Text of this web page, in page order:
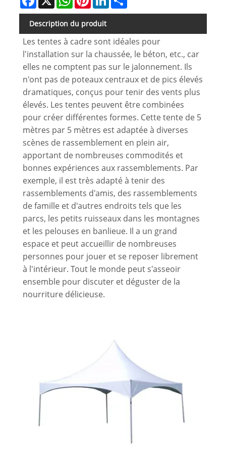
Description du produit
Les tentes à cadre sont idéales pour
l'installation sur la chaussée, le béton, etc., car
elles ne comptent pas sur le jalonnement. Ils
n'ont pas de poteaux centraux et de pics élevés
dramatiques, conçus pour tenir des vents plus
élevés. Les tentes peuvent être combinées
pour créer différentes formes. Cette tente de 5
mètres par 5 mètres est adaptée à diverses
scènes de rassemblement en plein air,
apportant de nombreuses commodités et
bonnes expériences aux rassemblements. Par
exemple, il est très adapté à tenir des
rassemblements d'amis, des rassemblements
de famille et d'autres endroits tels que les
parcs, les petits ruisseaux dans les montagnes
et les pelouses en banlieue. Il a un grand
espace et peut accueillir de nombreuses
personnes pour jouer et se reposer librement
à l'intérieur. Tout le monde peut s'asseoir
ensemble pour discuter et déguster de la
nourriture délicieuse.